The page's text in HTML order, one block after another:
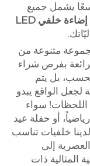
يشمل جميع
صندوق إضاءة خلفي LED
متنوعة من
بفرص شراء
بل يتم
الواقع يبدو
سواء
أو حفلة عيد
خلفيات تناسب
إلى
المثالية ذات